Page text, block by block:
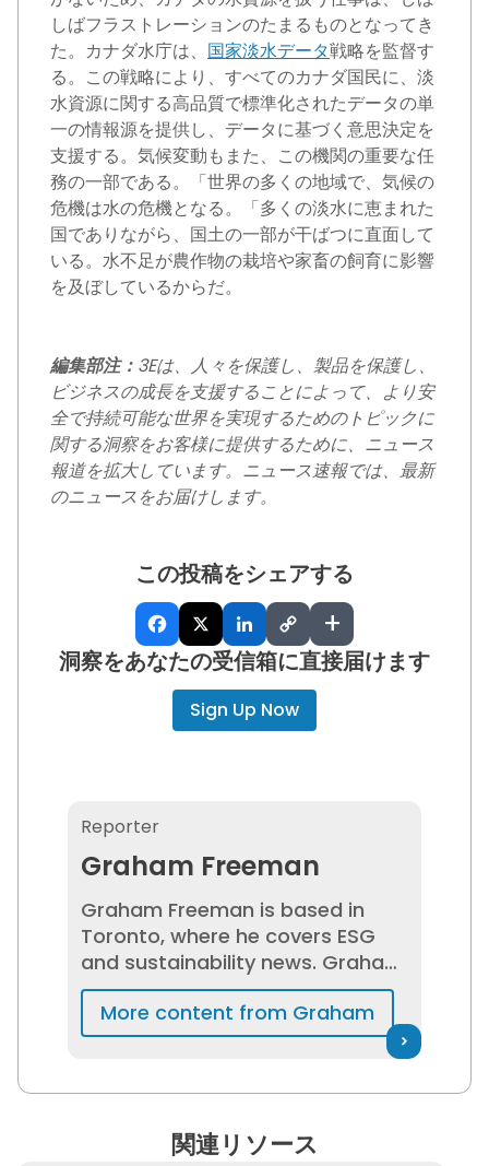
しばフラストレーションのたまるものとなってき
た。カナダ水庁は、 国家淡水データ戦略を監督す
る。この戦略により、すべてのカナダ国民に、淡
水資源に関する高品質で標準化されたデータの単
一の情報源を提供し、データに基づく意思決定を
支援する。気候変動もまた、この機関の重要な任
務の一部である。「世界の多くの地域で、気候の
危機は水の危機となる。「多くの淡水に恵まれた
国でありながら、国土の一部が干ばつに直面して
いる。水不足が農作物の栽培や家畜の飼育に影響
を及ぼしているからだ。
編集部注： 3Eは、人々を保護し、製品を保護し、
ビジネスの成長を支援することによって、より安
全で持続可能な世界を実現するためのトピックに
関する洞察をお客様に提供するために、ニュース
報道を拡大しています。ニュース速報では、最新
のニュースをお届けします。
この投稿をシェアする
+
洞察をあなたの受信箱に直接届けます
Sign Up Now
Reporter
Graham Freeman
Graham Freeman is based in
Toronto, where he covers ESG
and sustainability news. Graham
has been a content and
technical writer in the
technology industry for more
worked as a professor and
the University of Toronto, and
More content from Graham
関連リソース